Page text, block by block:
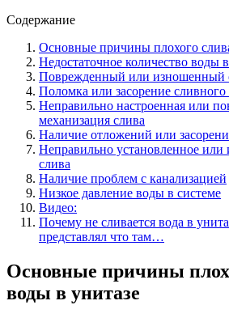
Содержание
Основные причины плохого
Недостаточное количество воды
Поврежденный или изношенный
Поломка или засорение сливного
Неправильно настроенная или
механизация слива
Наличие отложений или
Неправильно установленное или
слива
Наличие проблем с канализацией
Низкое давление воды в системе
Видео:
Почему не сливается вода в
представлял что там…
Основные причины
воды в унитазе